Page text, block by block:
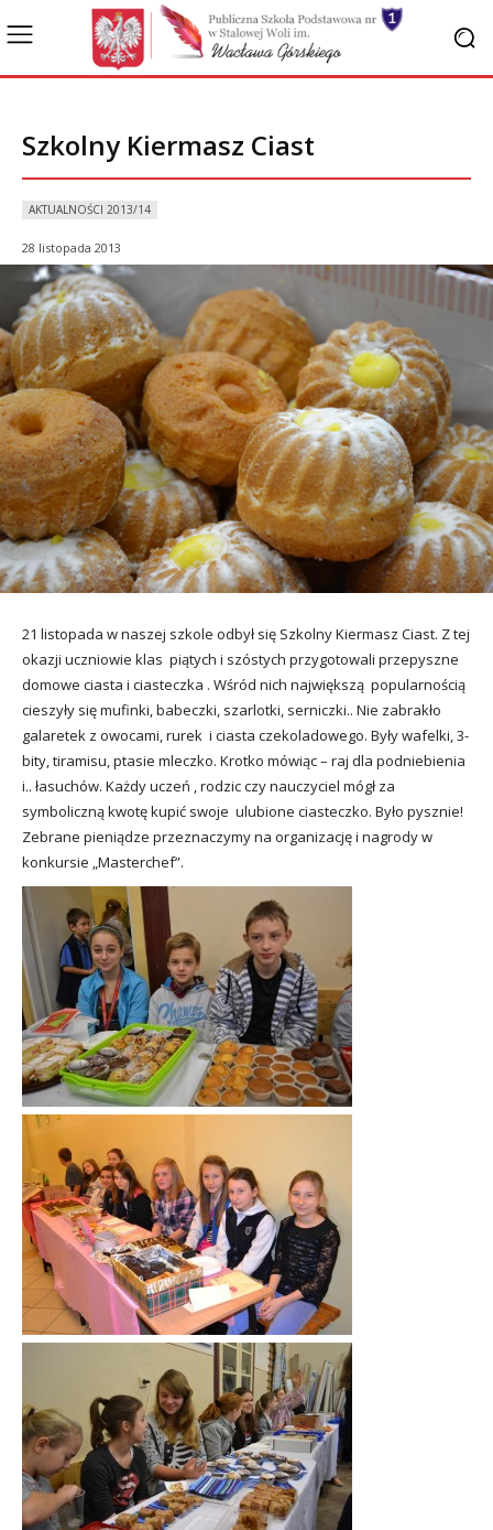
Szkolny Kiermasz Ciast
AKTUALNOŚCI 2013/14
28 listopada 2013
21 listopada w naszej szkole odbył się Szkolny Kiermasz Ciast. Z tej
okazji uczniowie klas piątych i szóstych przygotowali przepyszne
domowe ciasta i ciasteczka . Wśród nich największą popularnością
cieszyły się mufinki, babeczki, szarlotki, serniczki.. Nie zabrakło
galaretek z owocami, rurek i ciasta czekoladowego. Były wafelki, 3-
bity, tiramisu, ptasie mleczko. Krotko mówiąc – raj dla podniebienia
i.. łasuchów. Każdy uczeń , rodzic czy nauczyciel mógł za
symboliczną kwotę kupić swoje ulubione ciasteczko. Było pysznie!
Zebrane pieniądze przeznaczymy na organizację i nagrody w
konkursie „Masterchef”.